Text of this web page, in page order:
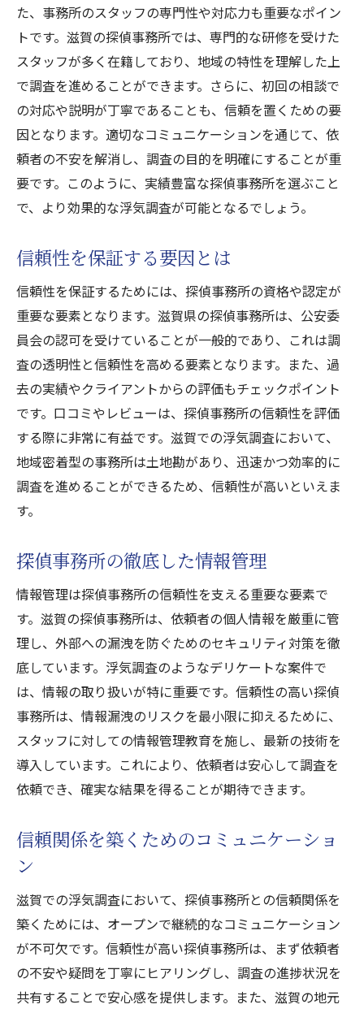
た、事務所のスタッフの専門性や対応力も重要なポイン
トです。滋賀の探偵事務所では、専門的な研修を受けた
スタッフが多く在籍しており、地域の特性を理解した上
で調査を進めることができます。さらに、初回の相談で
の対応や説明が丁寧であることも、信頼を置くための要
因となります。適切なコミュニケーションを通じて、依
頼者の不安を解消し、調査の目的を明確にすることが重
要です。このように、実績豊富な探偵事務所を選ぶこと
で、より効果的な浮気調査が可能となるでしょう。
信頼性を保証する要因とは
信頼性を保証するためには、探偵事務所の資格や認定が
重要な要素となります。滋賀県の探偵事務所は、公安委
員会の認可を受けていることが一般的であり、これは調
査の透明性と信頼性を高める要素となります。また、過
去の実績やクライアントからの評価もチェックポイント
です。口コミやレビューは、探偵事務所の信頼性を評価
する際に非常に有益です。滋賀での浮気調査において、
地域密着型の事務所は土地勘があり、迅速かつ効率的に
調査を進めることができるため、信頼性が高いといえま
す。
探偵事務所の徹底した情報管理
情報管理は探偵事務所の信頼性を支える重要な要素で
す。滋賀の探偵事務所は、依頼者の個人情報を厳重に管
理し、外部への漏洩を防ぐためのセキュリティ対策を徹
底しています。浮気調査のようなデリケートな案件で
は、情報の取り扱いが特に重要です。信頼性の高い探偵
事務所は、情報漏洩のリスクを最小限に抑えるために、
スタッフに対しての情報管理教育を施し、最新の技術を
導入しています。これにより、依頼者は安心して調査を
依頼でき、確実な結果を得ることが期待できます。
信頼関係を築くためのコミュニケーショ
ン
滋賀での浮気調査において、探偵事務所との信頼関係を
築くためには、オープンで継続的なコミュニケーション
が不可欠です。信頼性が高い探偵事務所は、まず依頼者
の不安や疑問を丁寧にヒアリングし、調査の進捗状況を
共有することで安心感を提供します。また、滋賀の地元